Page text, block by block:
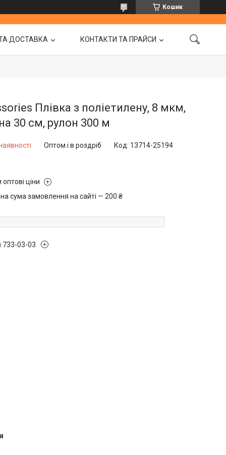
Кошик
ДОСТАВКА КОНТАКТИ ТА ПРАЙСИ
Плівка з поліетилену, 8 мкм,
30 см, рулон 300 м
Оптом і в роздріб Код: 13714-25194
ціни
сума замовлення на сайті — 200 ₴
733-03-03